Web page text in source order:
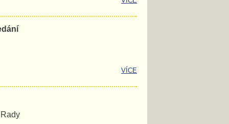
VÍCE